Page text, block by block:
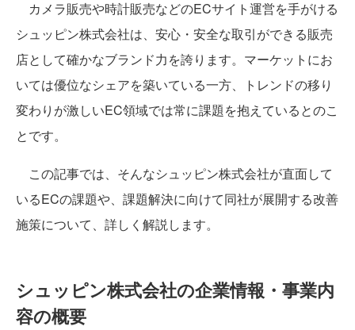
カメラ販売や時計販売などのECサイト運営を手がける
シュッピン株式会社は、安心・安全な取引ができる販売
店として確かなブランド力を誇ります。マーケットにお
いては優位なシェアを築いている一方、トレンドの移り
変わりが激しいEC領域では常に課題を抱えているとのこ
とです。
この記事では、そんなシュッピン株式会社が直面して
いるECの課題や、課題解決に向けて同社が展開する改善
施策について、詳しく解説します。
シュッピン株式会社の企業情報・事業内
容の概要